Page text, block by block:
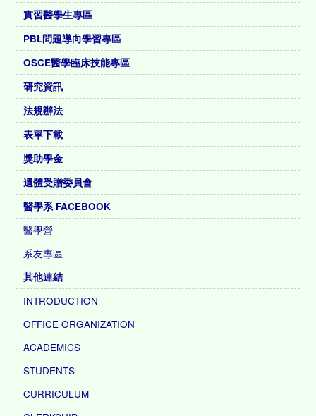
實習醫學生專區
PBL問題導向學習專區
OSCE醫學臨床技能專區
研究資訊
法規辦法
表單下載
獎助學金
遺體受贈委員會
醫學系 FACEBOOK
醫學營
系友專區
其他連結
INTRODUCTION
OFFICE ORGANIZATION
ACADEMICS
STUDENTS
CURRICULUM